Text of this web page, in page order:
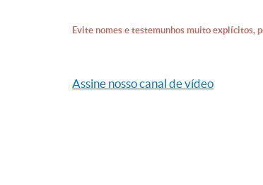
Evite nomes e testemunhos muito explícitos,
Assine nosso canal de vídeo